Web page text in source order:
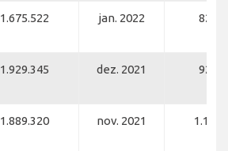
1.675.522 jan. 2022
1.929.345 dez. 2021
1.889.320 nov. 2021